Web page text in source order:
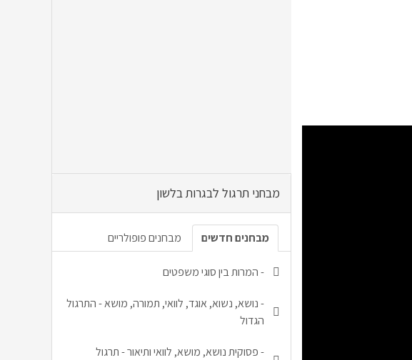
מבחני תרגול לבגרות בלשון
מבחנים חדשים מבחנים פופולריים
-המרות בין סוגי משפטים
-נושא, נשוא, אוגד, לוואי, תמורה, מושא - התרגול
הגדול
-פסוקית נושא, מושא, לוואי ותיאור - תרגול